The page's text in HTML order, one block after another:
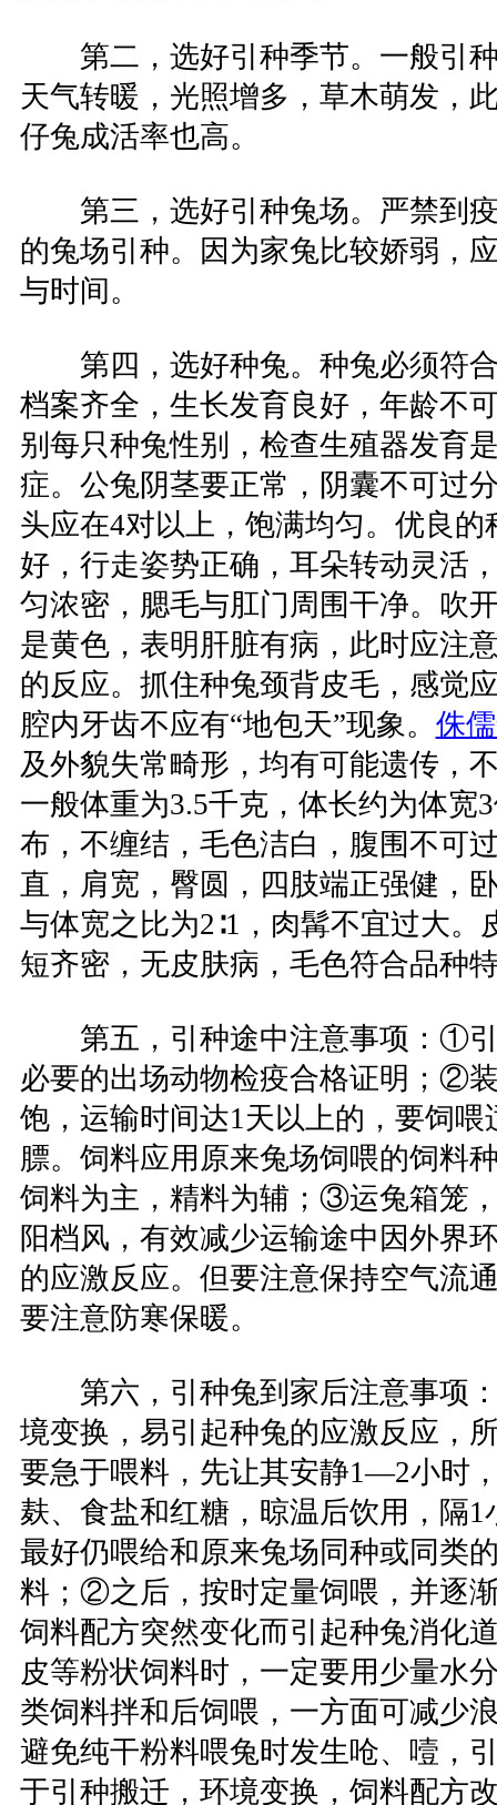
第二，选好引种季节。一般引种
天气转暖，光照增多，草木萌发，
仔兔成活率也高。
第三，选好引种兔场。严禁到疫
的兔场引种。因为家兔比较娇弱，
与时间。
第四，选好种兔。种兔必须符合
档案齐全，生长发育良好，年龄不
别每只种兔性别，检查生殖器发育
症。公兔阴茎要正常，阴囊不可过
头应在4对以上，饱满均匀。优良的
好，行走姿势正确，耳朵转动灵活
匀浓密，腮毛与肛门周围干净。吹
是黄色，表明肝脏有病，此时应注
的反应。抓住种兔颈背皮毛，感觉
腔内牙齿不应有“地包天”现象。 侏
及外貌失常畸形，均有可能遗传，
一般体重为3.5千克，体长约为体宽
布，不缠结，毛色洁白，腹围不可
直，肩宽，臀圆，四肢端正强健，
与体宽之比为2∶1，肉髯不宜过大。
短齐密，无皮肤病，毛色符合品种
第五，引种途中注意事项：①引
必要的出场动物检疫合格证明；②
饱，运输时间达1天以上的，要饲
膘。饲料应用原来兔场饲喂的饲料
饲料为主，精料为辅；③运兔箱笼
阳档风，有效减少运输途中因外界
的应激反应。但要注意保持空气流
要注意防寒保暖。
第六，引种兔到家后注意事项
境变换，易引起种兔的应激反应，
要急于喂料，先让其安静1—2小时
麸、食盐和红糖，晾温后饮用，隔
最好仍喂给和原来兔场同种或同类
料；②之后，按时定量饲喂，并逐
饲料配方突然变化而引起种兔消化
皮等粉状饲料时，一定要用少量水
类饲料拌和后饲喂，一方面可减少
避免纯干粉料喂兔时发生呛、噎，
于引种搬迁，环境变换，饲料配方